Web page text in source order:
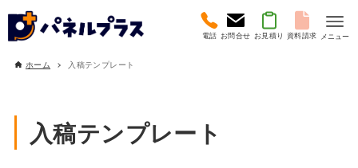
メニュー
電話 お問合せ お見積り 資料請求
ホーム 入稿テンプレート
入稿テンプレート